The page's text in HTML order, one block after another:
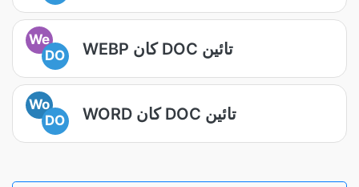
We
DO
WEBP کان DOC تائين
Wo
DO
WORD کان DOC تائين